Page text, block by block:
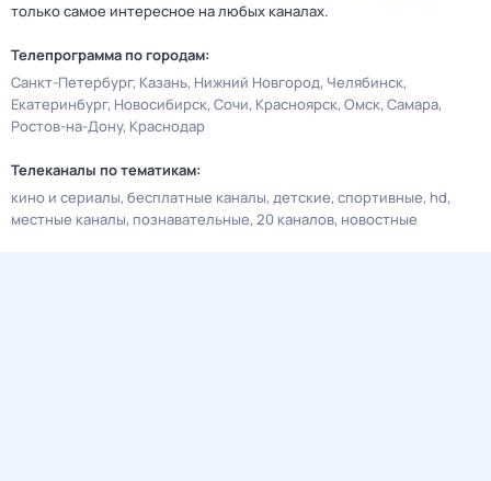
только самое интересное на любых каналах.
Телепрограмма по городам:
Санкт-Петербург Казань Нижний Новгород Челябинск
Екатеринбург Новосибирск Сочи Красноярск Омск Самара
Ростов-на-Дону Краснодар
Телеканалы по тематикам:
кино и сериалы бесплатные каналы детские спортивные hd
местные каналы познавательные 20 каналов новостные